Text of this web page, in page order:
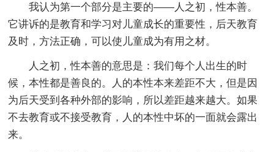
我认为第一个部分是主要的——人之初，性本善。
它讲诉的是教育和学习对儿童成长的重要性，后天教育
及时，方法正确，可以使儿童成为有用之材。
人之初，性本善的意思是：我们每个人出生的时
候，本性都是善良的。人的本性本来差距不大，但是因
为后天受到各种外部的影响，所以差距越来越大。如果
不去教育或不接受教育，人的本性中坏的一面就会露出
来。